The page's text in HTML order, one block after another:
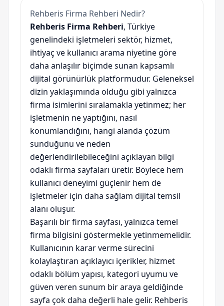
Rehberis Firma Rehberi Nedir?
Rehberis Firma Rehberi, Türkiye
genelindeki işletmeleri sektör, hizmet,
ihtiyaç ve kullanıcı arama niyetine göre
daha anlaşılır biçimde sunan kapsamlı
dijital görünürlük platformudur. Geleneksel
dizin yaklaşımında olduğu gibi yalnızca
firma isimlerini sıralamakla yetinmez; her
işletmenin ne yaptığını, nasıl
konumlandığını, hangi alanda çözüm
sunduğunu ve neden
değerlendirilebileceğini açıklayan bilgi
odaklı firma sayfaları üretir. Böylece hem
kullanıcı deneyimi güçlenir hem de
işletmeler için daha sağlam dijital temsil
alanı oluşur.
Başarılı bir firma sayfası, yalnızca temel
firma bilgisini göstermekle yetinmemelidir.
Kullanıcının karar verme sürecini
kolaylaştıran açıklayıcı içerikler, hizmet
odaklı bölüm yapısı, kategori uyumu ve
güven veren sunum bir araya geldiğinde
sayfa çok daha değerli hale gelir. Rehberis